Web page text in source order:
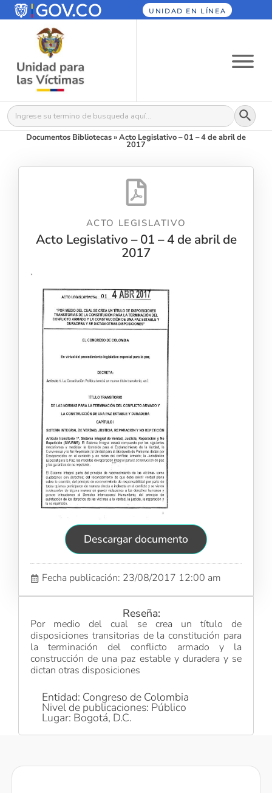
UNIDAD EN LÍNEA
Buscar: Botón
Documentos Bibliotecas»Acto Legislativo – 01 – 4 de abril de
2017
ACTO LEGISLATIVO
Acto Legislativo – 01 – 4 de abril de
2017
Descargar documento
Fecha publicación: 23/08/2017 12:00 am
Reseña:
Por medio del cual se crea un título de
disposiciones transitorias de la constitución para
la terminación del conflicto armado y la
construcción de una paz estable y duradera y se
dictan otras disposiciones
Entidad: Congreso de Colombia
Nivel de publicaciones: Público
Lugar: Bogotá, D.C.